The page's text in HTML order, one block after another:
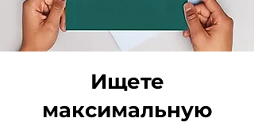
Ищете
максимальную